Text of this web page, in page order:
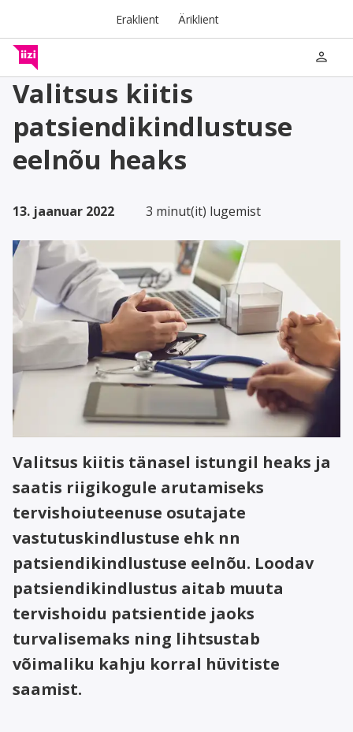
Eraklient Äriklient
person
Valitsus kiitis
patsiendikindlustuse
eelnõu heaks
13. jaanuar 2022 3 minut(it) lugemist
Valitsus kiitis tänasel istungil heaks ja
saatis riigikogule arutamiseks
tervishoiuteenuse osutajate
vastutuskindlustuse ehk nn
patsiendikindlustuse eelnõu. Loodav
patsiendikindlustus aitab muuta
tervishoidu patsientide jaoks
turvalisemaks ning lihtsustab
võimaliku kahju korral hüvitiste
saamist.